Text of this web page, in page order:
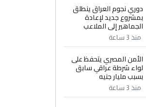
دوري نجوم العراق ينطلق
بمشروع جديد لإعادة
الجماهير إلى الملاعب
منذ 3 ساعة
الأمن المصري يتحفظ على
لواء شرطة عراقي سابق
بسبب مليار جنيه
منذ 3 ساعة